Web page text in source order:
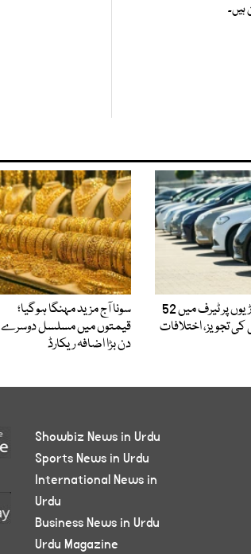
درآمدی گاڑیوں پر ٹیرف میں 52
تجویز، اختلافات
سونا آج مزید مہنگا ہوگیا؛
قیمتوں میں مسلسل دوسرے
دن بڑا اضافہ ریکارڈ
Showbiz News in Urdu
Sports News in Urdu
International News in
Urdu
Business News in Urdu
Urdu Magazine